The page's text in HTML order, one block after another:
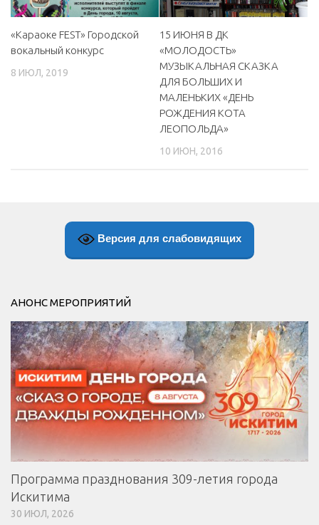
МБУ Дом культуры «Октябрь»
МБОУ ДО «Детская школа искусств»
МБОУ ДО «Детская музыкальная школа»
МБУК «Искитимский городской историко-художественный
МБУ Парк культуры и отдыха им. И.В. Коротеева
МБУК «Централизованная библиотечная система»
Независимая оценка качества
Контакты
«Караоке FEST» Городской
вокальный конкурс
8 ИЮЛ, 2019
15 ИЮНЯ В ДК
«МОЛОДОСТЬ»
МУЗЫКАЛЬНАЯ СКАЗКА
ДЛЯ БОЛЬШИХ И
МАЛЕНЬКИХ «ДЕНЬ
РОЖДЕНИЯ КОТА
ЛЕОПОЛЬДА»
10 ИЮН, 2016
Версия для слабовидящих
АНОНС МЕРОПРИЯТИЙ
Программа празднования 309-летия города
Искитима
30 ИЮЛ, 2026